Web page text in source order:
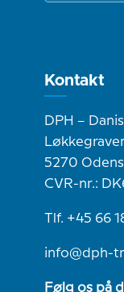
Kontakt
DPH –
5270
CVR-nr.:
Tlf. +45 66
info@dph-
Følg os på